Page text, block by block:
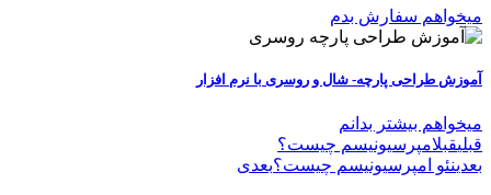
میخواهم سفارش بدم
آموزش طراحی پارچه- شال و روسری با نرم افزار
میخواهم بیشتر بدانم
قبلیقبلامپرسیونیسم چیست؟
بعدینئو امپرسیونیسم چیست؟بعدی